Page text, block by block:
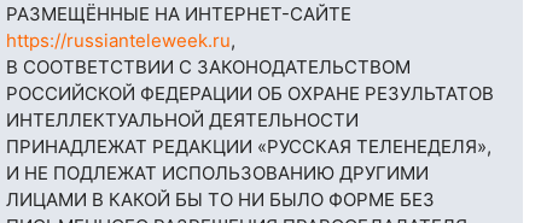
РАЗМЕЩЁННЫЕ НА ИНТЕРНЕТ-САЙТЕ
https://russianteleweek.ru,
В СООТВЕТСТВИИ С ЗАКОНОДАТЕЛЬСТВОМ
РОССИЙСКОЙ ФЕДЕРАЦИИ ОБ ОХРАНЕ РЕЗУЛЬТАТОВ
ИНТЕЛЛЕКТУАЛЬНОЙ ДЕЯТЕЛЬНОСТИ
ПРИНАДЛЕЖАТ РЕДАКЦИИ «РУССКАЯ ТЕЛЕНЕДЕЛЯ»,
И НЕ ПОДЛЕЖАТ ИСПОЛЬЗОВАНИЮ ДРУГИМИ
ЛИЦАМИ В КАКОЙ БЫ ТО НИ БЫЛО ФОРМЕ БЕЗ